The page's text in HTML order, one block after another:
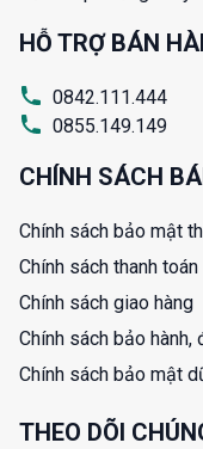
HỖ TRỢ BÁN
0842.111.444
0855.149.149
CHÍNH SÁCH
Chính sách bảo mật
Chính sách thanh toán
Chính sách giao hàng
Chính sách bảo
Chính sách bảo mật
THEO DÕI